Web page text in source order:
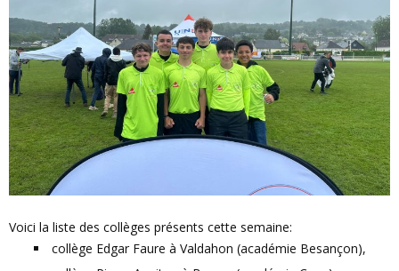
Voici la liste des collèges présents cette semaine:
collège Edgar Faure à Valdahon (académie Besançon),